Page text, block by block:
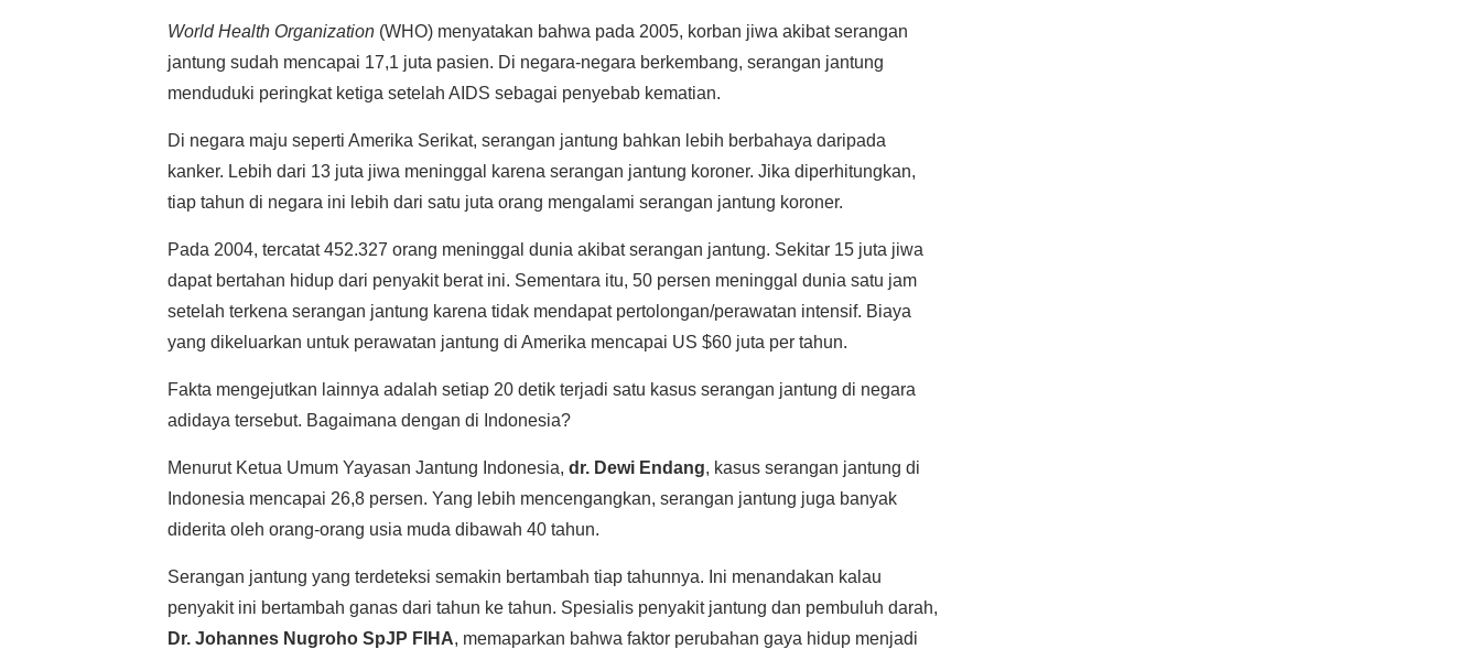
World Health Organization (WHO) menyatakan bahwa pada 2005, korban jiwa akibat serangan
jantung sudah mencapai 17,1 juta pasien. Di negara-negara berkembang, serangan jantung
menduduki peringkat ketiga setelah AIDS sebagai penyebab kematian.
Di negara maju seperti Amerika Serikat, serangan jantung bahkan lebih berbahaya daripada
kanker. Lebih dari 13 juta jiwa meninggal karena serangan jantung koroner. Jika diperhitungkan,
tiap tahun di negara ini lebih dari satu juta orang mengalami serangan jantung koroner.
Pada 2004, tercatat 452.327 orang meninggal dunia akibat serangan jantung. Sekitar 15 juta jiwa
dapat bertahan hidup dari penyakit berat ini. Sementara itu, 50 persen meninggal dunia satu jam
setelah terkena serangan jantung karena tidak mendapat pertolongan/perawatan intensif. Biaya
yang dikeluarkan untuk perawatan jantung di Amerika mencapai US $60 juta per tahun.
Fakta mengejutkan lainnya adalah setiap 20 detik terjadi satu kasus serangan jantung di negara
adidaya tersebut. Bagaimana dengan di Indonesia?
Menurut Ketua Umum Yayasan Jantung Indonesia, dr. Dewi Endang, kasus serangan jantung di
Indonesia mencapai 26,8 persen. Yang lebih mencengangkan, serangan jantung juga banyak
diderita oleh orang-orang usia muda dibawah 40 tahun.
Serangan jantung yang terdeteksi semakin bertambah tiap tahunnya. Ini menandakan kalau
penyakit ini bertambah ganas dari tahun ke tahun. Spesialis penyakit jantung dan pembuluh darah,
Dr. Johannes Nugroho SpJP FIHA, memaparkan bahwa faktor perubahan gaya hidup menjadi